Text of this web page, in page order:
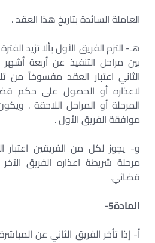
العاملة السائدة بتاريخ هذا العقد .
هـ- التزم الفريق الأول بألا تزيد
بين مراحل التنفيذ عن أربعة
الثاني اعتبار العقد مفسوخاً من
لاعذاره أو الحصول على حكم
المرحلة أو المراحل اللاحقة .
موافقة الفريق الأول .
و- يجوز لكل من الفريقين
مرحلة شريطة اعذاره الفريق
قضائي.
المادة5-
أ- إذا تأخر الفريق الثاني عن